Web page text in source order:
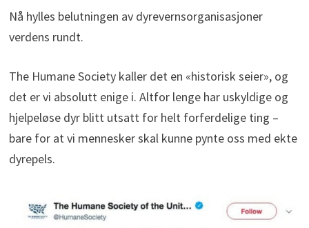
Nå hylles belutningen av dyrevernsorganisasjoner
verdens rundt.
The Humane Society kaller det en «historisk seier», og
det er vi absolutt enige i. Altfor lenge har uskyldige og
hjelpeløse dyr blitt utsatt for helt forferdelige ting –
bare for at vi mennesker skal kunne pynte oss med ekte
dyrepels.